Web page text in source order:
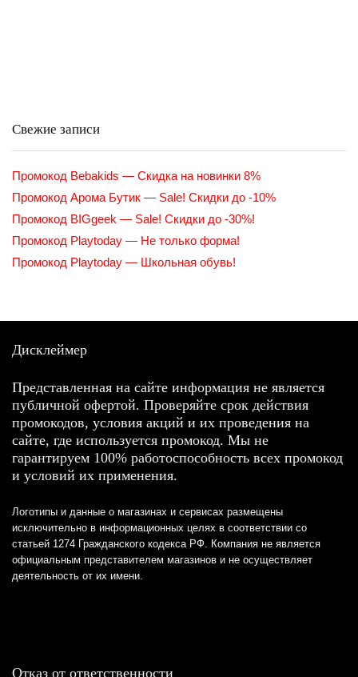
Свежие записи
Промокод Bebakids — Скидка на новинки 8%
Промокод Арома Бутик — Sale! Скидки до -10%
Промокод BIGgeek — Sale! Скидки до -30%!
Промокод Playtoday — Не только форма!
Промокод Playtoday — Школьная обувь!
Дисклеймер
Представленная на сайте информация не является
публичной офертой. Проверяйте срок действия
промокодов, условия акций и их проведения на
сайте, где используется промокод. Мы не
гарантируем 100% работоспособность всех промокод
и условий их применения.
Логотипы и данные о магазинах и сервисах размещены
исключительно в информационных целях в соответствии со
статьей 1274 Гражданского кодекса РФ. Компания не является
официальным представителем магазинов и не осуществляет
деятельность от их имени.
Отказ от ответственности